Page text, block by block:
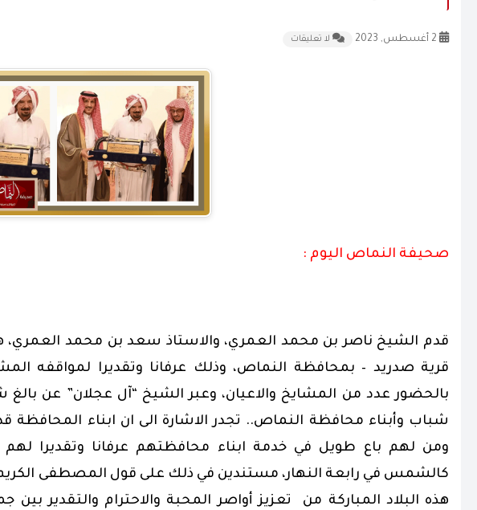
لا تعليقات
صحيفة النماص اليوم :
قدم الشيخ ناصر بن محمد العمري، والاستاذ سعد بن محمد العمري،
قرية صدريد – بمحافظة النماص، وذلك عرفانا وتقديرا لمواقفه
بالحضور عدد من المشايخ والاعيان، وعبر الشيخ “آ ل عجلان” عن بالغ
شباب وأبناء محافظة النماص.. تجدر الاشارة الى ان ابناء
ومن لهم باع طويل في خدمة ابناء محافظتهم عرفانا وتقديرا لهم
كالشمس في رابعة النهار، مستندين في ذلك على قول المصطفى
هذه البلاد المباركة من تعزيز أواصر المحبة والاحترام والتقدير